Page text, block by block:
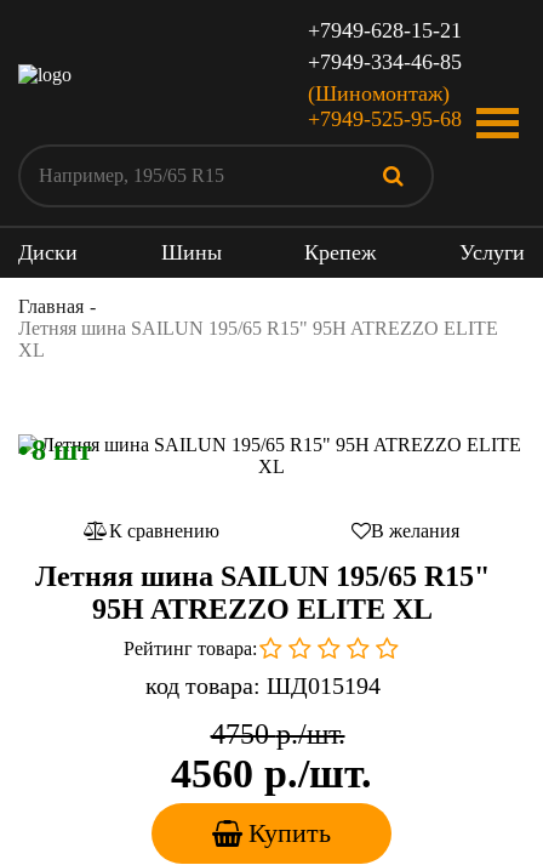
+7949-628-15-21
+7949-334-46-85
(Шиномонтаж)
+7949-525-95-68
Диски Шины Крепеж Услуги
Главная
Летняя шина SAILUN 195/65 R15" 95H ATREZZO ELITE
XL
8 шт
К сравнению В желания
Летняя шина SAILUN 195/65 R15"
95H ATREZZO ELITE XL
Рейтинг товара:
код товара: ШД015194
4750р./шт.
4560 р./шт.
Купить